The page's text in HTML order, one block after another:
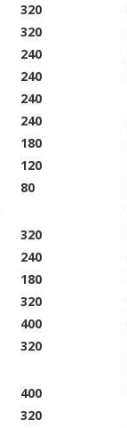
320
320
240
240
240
240
180
120
80
320
240
180
320
400
320
400
320